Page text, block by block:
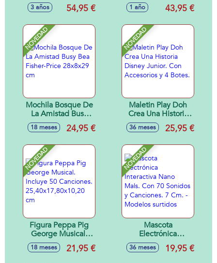
cuerpo de tela y
mecanismo de
3 años 54,95 €
con 6 funiciones y
14 accesorios 36
1 año 43,95 €
NOVEDAD
Mochila Bosque De
La Amistad Busy
Bea Fisher-Price
28x8x29 cm
18 meses 24,95 €
NOVEDAD
Maletin Play Doh
Crea Una Historia
Disney Junior. Con
Accesorios y 4
36 meses 25,95 €
NOVEDAD
Figura Peppa Pig
George Musical.
Incluye 50
Canciones.
18 meses 21,95 €
NOVEDAD
Mascota
Electrónica
Interactiva Nano
Mals. Con 70
36 meses 19,95 €